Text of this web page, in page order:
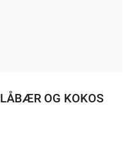
OG KOKOS